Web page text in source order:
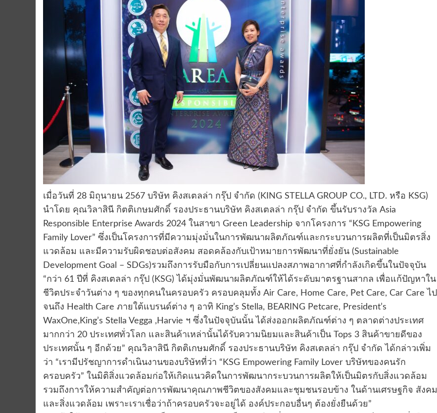
เมื่อวันที่ 28 มิถุนายน 2567 บริษัท คิงสเตลล่า กรุ๊ป จำกัด (KING STELLA GROUP CO., LTD. หรือ KSG)
นำโดย คุณวิลาสินี กิตติเกษมศักดิ์ รองประธานบริษัท คิงสเตลล่า กรุ๊ป จำกัด ขึ้นรับรางวัล Asia
Responsible Enterprise Awards 2024 ในสาขา Green Leadership จากโครงการ “KSG Empowering
Family Lover” ซึ่งเป็นโครงการที่มีความมุ่งมั่นในการพัฒนาผลิตภัณฑ์และกระบวนการผลิตที่เป็นมิตรสิ่ง
แวดล้อม และมีความรับผิดชอบต่อสังคม สอดคล้องกับเป้าหมายการพัฒนาที่ยั่งยัน (Sustainable
Development Goal – SDGs)รวมถึงการรับมือกับการเปลี่ยนแปลงสภาพอากาศที่กำลังเกิดขึ้นในปัจจุบัน
“กว่า 61 ปีที่ คิงสเตลล่า กรุ๊ป (KSG) ได้มุ่งมั่นพัฒนาผลิตภัณฑ์ให้ได้ระดับมาตรฐานสากล เพื่อแก้ปัญหาใน
ชีวิตประจำวันต่าง ๆ ของทุกคนในครอบครัว ครอบคลุมทั้ง Air Care, Home Care, Pet Care, Car Care ไป
จนถึง Health Care ภายใต้แบรนด์ต่าง ๆ อาทิ King’s Stella, BEARING Petcare, President’s
WaxOne,King’s Stella Vegga ,Harvie ฯ ซึ่งในปัจจุบันนั้น ได้ส่งออกผลิตภัณฑ์ต่าง ๆ ตลาดต่างประเทศ
มากกว่า 20 ประเทศทั่วโลก และสินค้าเหล่านั้นได้รับความนิยมและสินค้าเป็น ​Tops 3 สินค้าขายดีของ
ประเทศนั้น ๆ อีกด้วย” คุณวิลาสินี กิตติเกษมศักดิ์ รองประธานบริษัท คิงสเตลล่า กรุ๊ป จำกัด ได้กล่าวเพิ่ม
ว่า “เรามีปรัชญาการดำเนินงานของบริษัทที่ว่า “KSG Empowering Family Lover บริษัทของคนรัก
ครอบครัว” ในมิติสิ่งแวดล้อมก่อให้เกิดแนวคิดในการพัฒนากระบวนการผลิตให้เป็นมิตรกับสิ่งแวดล้อม
รวมถึงการให้ความสำคัญต่อการพัฒนาคุณภาพชีวิตของสังคมและชุมชนรอบข้าง ในด้านเศรษฐกิจ สังคม
และสิ่งแวดล้อม เพราะเราเชื่อว่าถ้าครอบครัวจะอยู่ได้ องค์ประกอบอื่นๆ ต้องยั่งยืนด้วย”